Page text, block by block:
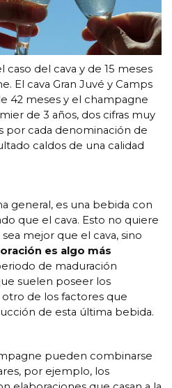
del cava y de 15 meses
El cava Gran Juvé y Camps
42 meses y el champagne
de 3 años, dos cifras muy
por cada denominación de
caldos de una calidad
general, es una bebida con
que el cava. Esto no quiere
mejor que el cava, sino
es algo más
de maduración
suelen poseer los
de los factores que
de esta última bebida.
pueden combinarse
por ejemplo, los